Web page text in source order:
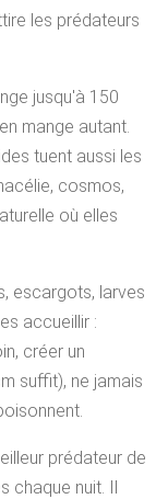
les prédateurs
jusqu'à 150
mange autant.
tuent aussi les
cosmos,
où elles
escargots, larves
accueillir :
créer un
suffit), ne jamais
prédateur de
chaque nuit. Il